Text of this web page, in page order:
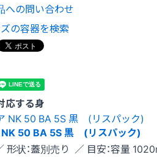
への問い合わせ
の容器を検索
応する身
NK 50 BA 5S 黒 (リスパック)
状：蓋別売り ／ 目安：容量